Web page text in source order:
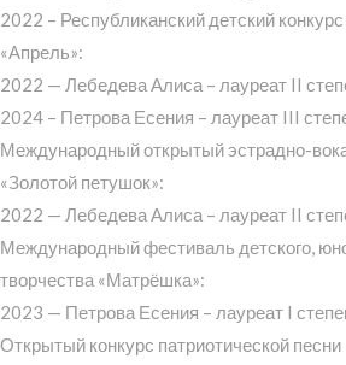
2022 – Республиканский детский
«Апрель»:
2022 — Лебедева Алиса – лауреат II
2024 – Петрова Есения – лауреат III
Международный открытый эстрадно-
«Золотой петушок»:
2022 — Лебедева Алиса – лауреат II
Международный фестиваль детского,
творчества «Матрёшка»:
2023 — Петрова Есения – лауреат I
Открытый конкурс патриотической